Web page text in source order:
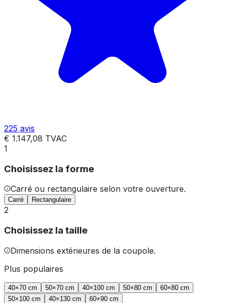
225 avis
€ 1.147,08 TVAC
1
Choisissez la forme
Carré ou rectangulaire selon votre ouverture.
Carré Rectangulaire
2
Choisissez la taille
Dimensions extérieures de la coupole.
Plus populaires
40×70 cm 50×70 cm 40×100 cm 50×80 cm 60×80 cm
50×100 cm 40×130 cm 60×90 cm